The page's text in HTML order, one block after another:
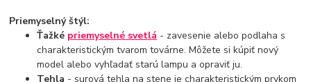
Priemyselný štýl:
Ťažké priemyselné svetlá - zavesenie alebo podlaha s
charakteristickým tvarom továrne. Môžete si kúpiť nový
model alebo vyhľadať starú lampu a opraviť ju.
Tehla - surová tehla na stene je charakteristickým prvkom